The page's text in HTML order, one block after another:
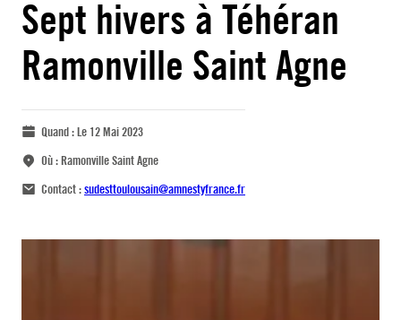
Sept hivers à Téhéran
Ramonville Saint Agne
Quand :Le 12 Mai 2023
Où :Ramonville Saint Agne
Contact :sudesttoulousain@amnestyfrance.fr